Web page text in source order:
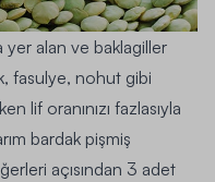
yer alan ve baklagiller
fasulye, nohut gibi
lif oranınızı fazlasıyla
bardak pişmiş
açısından 3 adet